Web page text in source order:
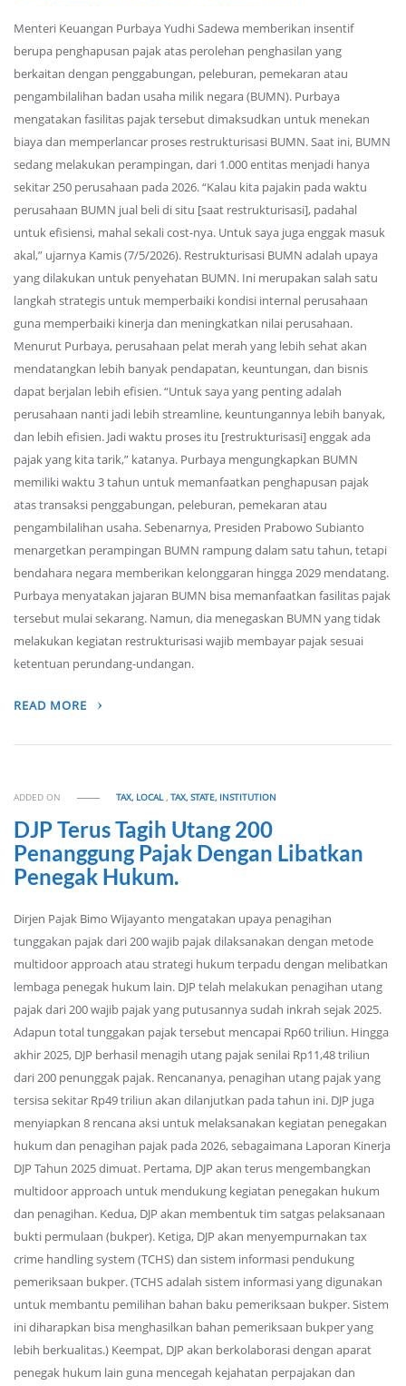
Menteri Keuangan Purbaya Yudhi Sadewa memberikan insentif
berupa penghapusan pajak atas perolehan penghasilan yang
berkaitan dengan penggabungan, peleburan, pemekaran atau
pengambilalihan badan usaha milik negara (BUMN). Purbaya
mengatakan fasilitas pajak tersebut dimaksudkan untuk menekan
biaya dan memperlancar proses restrukturisasi BUMN. Saat ini, BUMN
sedang melakukan perampingan, dari 1.000 entitas menjadi hanya
sekitar 250 perusahaan pada 2026. “Kalau kita pajakin pada waktu
perusahaan BUMN jual beli di situ [saat restrukturisasi], padahal
untuk efisiensi, mahal sekali cost-nya. Untuk saya juga enggak masuk
akal,” ujarnya Kamis (7/5/2026). Restrukturisasi BUMN adalah upaya
yang dilakukan untuk penyehatan BUMN. Ini merupakan salah satu
langkah strategis untuk memperbaiki kondisi internal perusahaan
guna memperbaiki kinerja dan meningkatkan nilai perusahaan.
Menurut Purbaya, perusahaan pelat merah yang lebih sehat akan
mendatangkan lebih banyak pendapatan, keuntungan, dan bisnis
dapat berjalan lebih efisien. “Untuk saya yang penting adalah
perusahaan nanti jadi lebih streamline, keuntungannya lebih banyak,
dan lebih efisien. Jadi waktu proses itu [restrukturisasi] enggak ada
pajak yang kita tarik,” katanya. Purbaya mengungkapkan BUMN
memiliki waktu 3 tahun untuk memanfaatkan penghapusan pajak
atas transaksi penggabungan, peleburan, pemekaran atau
pengambilalihan usaha. Sebenarnya, Presiden Prabowo Subianto
menargetkan perampingan BUMN rampung dalam satu tahun, tetapi
bendahara negara memberikan kelonggaran hingga 2029 mendatang.
Purbaya menyatakan jajaran BUMN bisa memanfaatkan fasilitas pajak
tersebut mulai sekarang. Namun, dia menegaskan BUMN yang tidak
melakukan kegiatan restrukturisasi wajib membayar pajak sesuai
ketentuan perundang-undangan.
READ MORE
ADDED ON TAX, LOCAL,TAX, STATE, INSTITUTION
DJP Terus Tagih Utang 200
Penanggung Pajak Dengan Libatkan
Penegak Hukum.
Dirjen Pajak Bimo Wijayanto mengatakan upaya penagihan
tunggakan pajak dari 200 wajib pajak dilaksanakan dengan metode
multidoor approach atau strategi hukum terpadu dengan melibatkan
lembaga penegak hukum lain. DJP telah melakukan penagihan utang
pajak dari 200 wajib pajak yang putusannya sudah inkrah sejak 2025.
Adapun total tunggakan pajak tersebut mencapai Rp60 triliun. Hingga
akhir 2025, DJP berhasil menagih utang pajak senilai Rp11,48 triliun
dari 200 penunggak pajak. Rencananya, penagihan utang pajak yang
tersisa sekitar Rp49 triliun akan dilanjutkan pada tahun ini. DJP juga
menyiapkan 8 rencana aksi untuk melaksanakan kegiatan penegakan
hukum dan penagihan pajak pada 2026, sebagaimana Laporan Kinerja
DJP Tahun 2025 dimuat. Pertama, DJP akan terus mengembangkan
multidoor approach untuk mendukung kegiatan penegakan hukum
dan penagihan. Kedua, DJP akan membentuk tim satgas pelaksanaan
bukti permulaan (bukper). Ketiga, DJP akan menyempurnakan tax
crime handling system (TCHS) dan sistem informasi pendukung
pemeriksaan bukper. (TCHS adalah sistem informasi yang digunakan
untuk membantu pemilihan bahan baku pemeriksaan bukper. Sistem
ini diharapkan bisa menghasilkan bahan pemeriksaan bukper yang
lebih berkualitas.) Keempat, DJP akan berkolaborasi dengan aparat
penegak hukum lain guna mencegah kejahatan perpajakan dan